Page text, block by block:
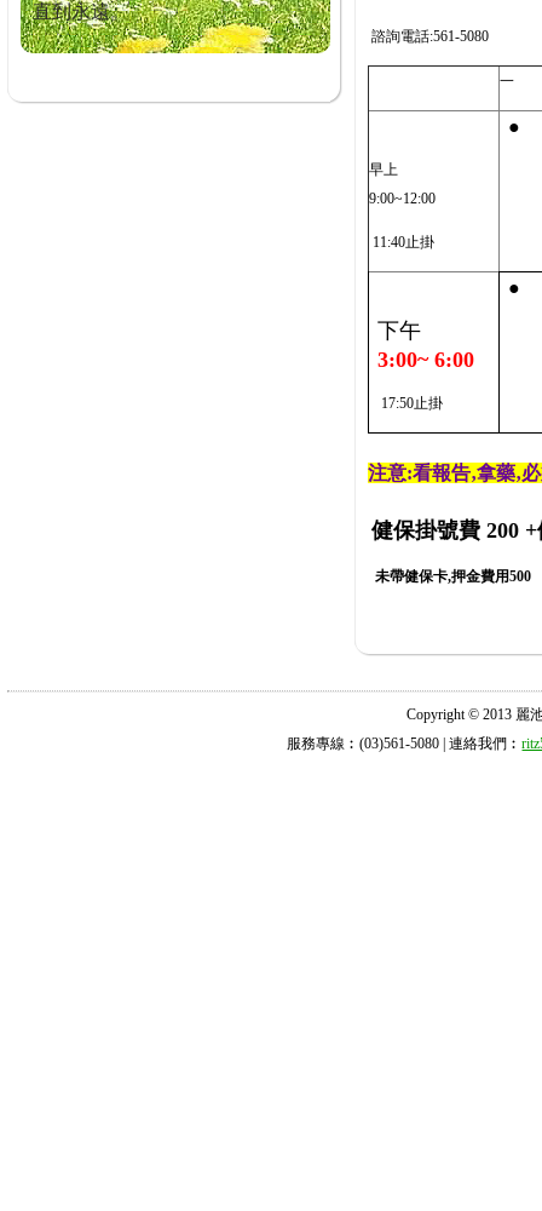
直到永遠。
諮詢電話:561-5080
一
早上
9:00~12:00
11:40止掛
●
下午
3:00~ 6:00
17:50止掛
●
注意:看報告‚拿藥‚
健保掛號費 200 +
未帶健保卡,押金費用500
Copyright © 2013 麗
服務專線︰(03)561-5080 | 連絡我們︰